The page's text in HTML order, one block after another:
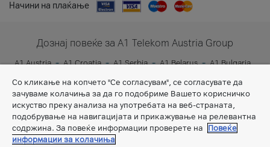
Начини на плаќање
Дознај повеќе за A1 Telekom Austria Group
A1 Austria A1 Croatia A1 Serbia A1 Belarus
A1 Bulgaria
A1 Slovenia
A1 Digital
Со кликање на копчето "Се согласувам", се согласувате да
зачуваме колачиња за да го подобриме Вашето корисничко
искуство преку анализа на употребата на веб-страната,
подобрување на навигацијата и прикажување на релевантна
содржина. За повеќе информации проверете на
Повеќе
информации за колачиња